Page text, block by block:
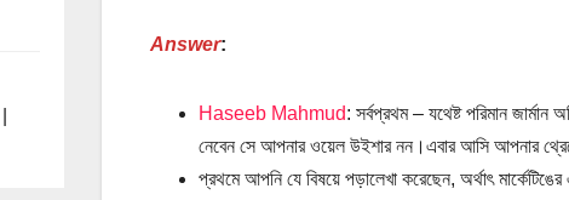
Answer:
Haseeb Mahmud: সর্বপ্রথম – যথেষ্ট পরিমান
নেবেন সে আপনার ওয়েল উইশার নন।এবার আসি আপনার
প্রথমে আপনি যে বিষয়ে পড়ালেখা করেছেন, অর্থাৎ